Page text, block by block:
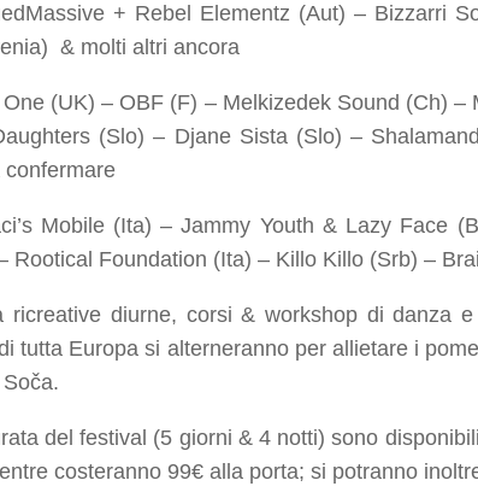
+ Rebel Elementz (Aut) – Bizzarri
& molti altri ancora
(UK) – OBF (F) – Melkizedek Sound (Ch) –
(Slo) – Djane Sista (Slo) –
confermare
Mobile (Ita) – Jammy Youth & Lazy Face
Rootical Foundation (Ita) – Killo Killo (Srb) –
ricreative diurne, corsi & workshop di danza
tutta Europa si alterneranno per allietare i
del festival (5 giorni & 4 notti) sono
costeranno 99€ alla porta; si potranno